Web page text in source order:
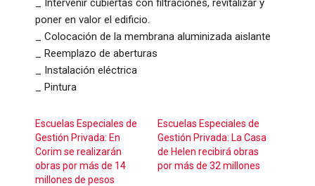
_ Intervenir cubiertas con filtraciones, revitalizar y
poner en valor el edificio.
_ Colocación de la membrana aluminizada aislante
_ Reemplazo de aberturas
_ Instalación eléctrica
_ Pintura
Escuelas Especiales de
Gestión Privada: En
Corim se realizarán
obras por más de 14
millones de pesos
Escuelas Especiales de
Gestión Privada: La Casa
de Helen recibirá obras
por más de 32 millones